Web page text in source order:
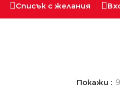
Списък с желания
Покажи 9